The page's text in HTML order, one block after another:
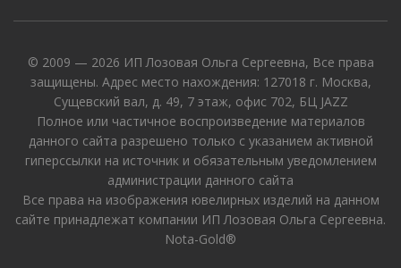
© 2009 — 2026 ИП Лозовая Ольга Сергеевна, Все права
защищены. Адрес место нахождения: 127018 г. Москва,
Сущевский вал, д. 49, 7 этаж, офис 702, БЦ JAZZ
Полное или частичное воспроизведение материалов
данного сайта разрешено только с указанием активной
гиперссылки на источник и обязательным уведомлением
администрации данного сайта
Все права на изображения ювелирных изделий на данном
сайте принадлежат компании ИП Лозовая Ольга Сергеевна.
Nota-Gold®